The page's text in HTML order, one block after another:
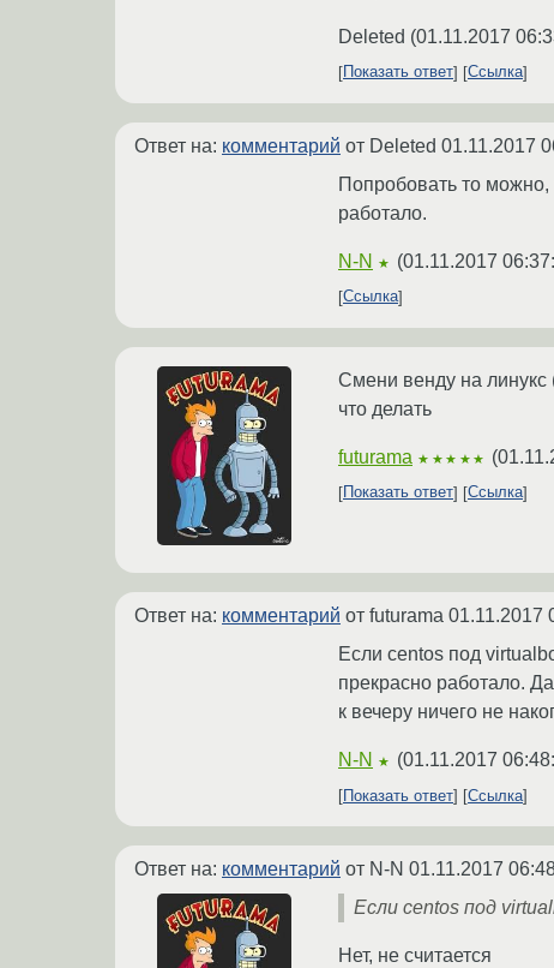
Deleted (01.11.2017
Показать ответ Ссылка
Ответ на: комментарий от Deleted 01.11.2017
Попробовать то можно,
работало.
N-N ★ (01.11.2017
Ссылка
Смени венду на линукс
что делать
futurama ★★★★★ (
Показать ответ Ссылка
Ответ на: комментарий от futurama 01.11.2017
Если centos под
прекрасно работало.
к вечеру ничего не
N-N ★ (01.11.2017
Показать ответ
Ссылка
Ответ на: комментарий от N-N 01.11.2017
Если centos под
Нет, не считается